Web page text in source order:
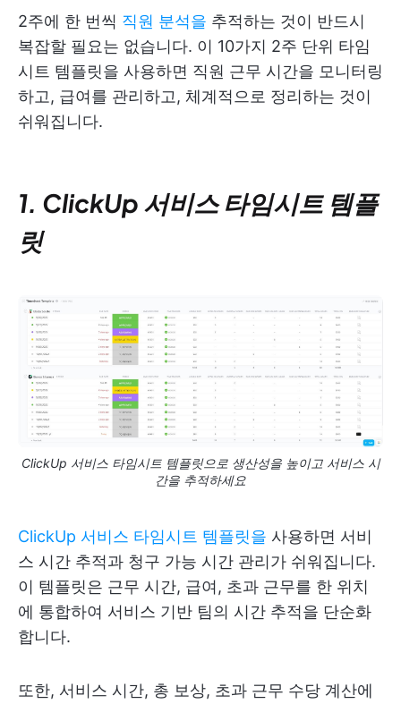
2주에 한 번씩 직원 분석을 추적하는 것이 반드시
복잡할 필요는 없습니다. 이 10가지 2주 단위 타임
시트 템플릿을 사용하면 직원 근무 시간을 모니터링
하고, 급여를 관리하고, 체계적으로 정리하는 것이
쉬워집니다.
1. ClickUp 서비스 타임시트 템플
릿
ClickUp 서비스 타임시트 템플릿으로 생산성을 높이고 서비스 시
간을 추적하세요
ClickUp 서비스 타임시트 템플릿을 사용하면 서비
스 시간 추적과 청구 가능 시간 관리가 쉬워집니다.
이 템플릿은 근무 시간, 급여, 초과 근무를 한 위치
에 통합하여 서비스 기반 팀의 시간 추적을 단순화
합니다.
또한, 서비스 시간, 총 보상, 초과 근무 수당 계산에